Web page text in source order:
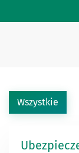
Wszystkie